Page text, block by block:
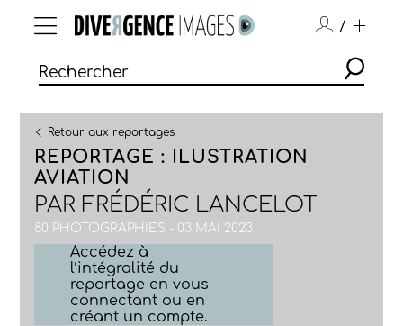
/
Retour aux reportages
REPORTAGE : ILUSTRATION
AVIATION
PAR FRÉDÉRIC LANCELOT
80 PHOTOGRAPHIES - 03 MAI 2023
Accédez à
l’intégralité du
reportage en vous
connectant ou en
créant un compte.